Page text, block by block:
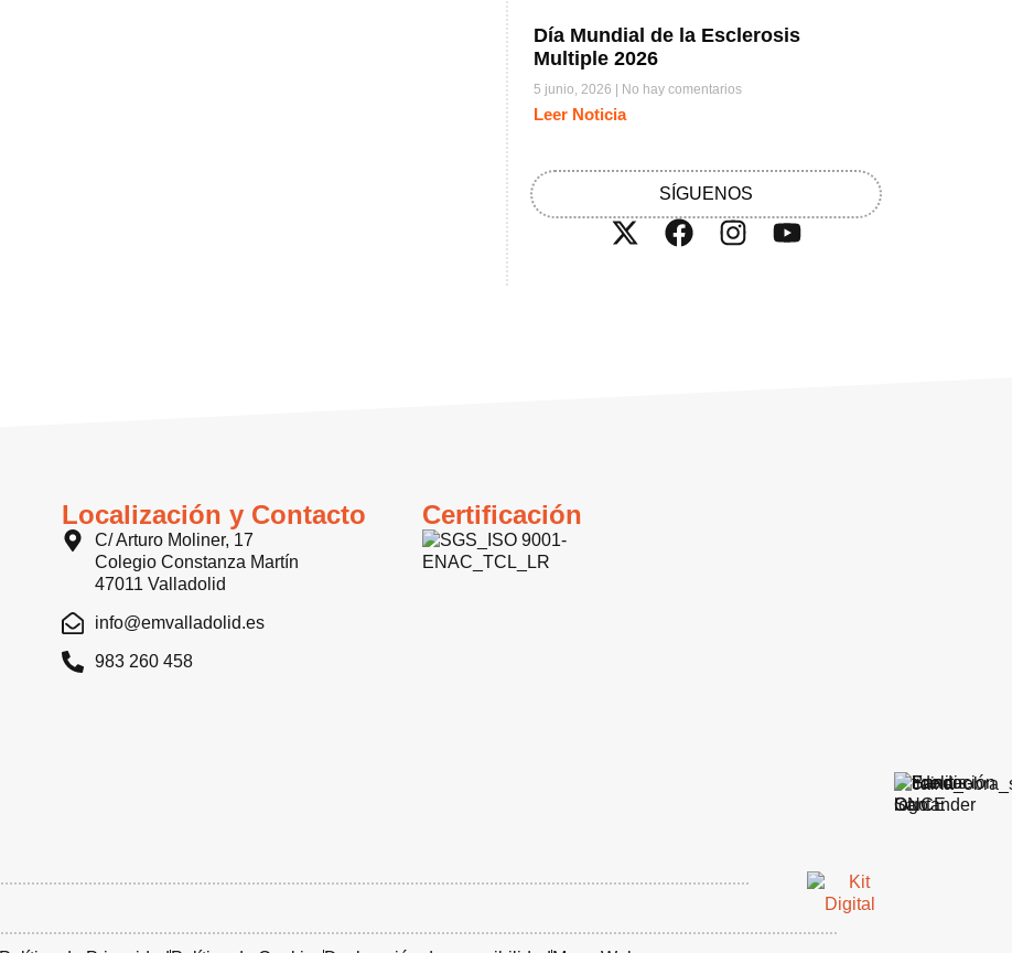
Día Mundial de la Esclerosis
Multiple 2026
5 junio, 2026 No hay comentarios
Leer Noticia
SÍGUENOS
Localización y Contacto
C/ Arturo Moliner, 17
Colegio Constanza Martín
47011 Valladolid
info@emvalladolid.es
983 260 458
Certificación